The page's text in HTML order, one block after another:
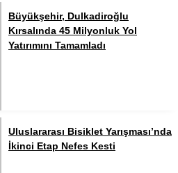
Büyükşehir, Dulkadiroğlu
Kırsalında 45 Milyonluk Yol
Yatırımını Tamamladı
Uluslararası Bisiklet Yarışması’nda
İkinci Etap Nefes Kesti